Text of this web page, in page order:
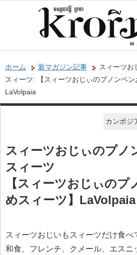
ホーム 新マガジン記事
スィーツお
スィーツ: 【スィーツおじぃのプノンペン
LaVolpaia
カンボジ
スィーツおじぃのプノ
スィーツ
【スィーツおじぃのプ
めスィーツ】LaVolpaia
スィーツおじいもスィーツだけ食べ
和食、フレンチ、クメール、エスニ